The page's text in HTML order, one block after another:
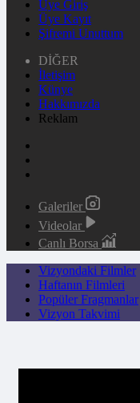
Üye Giriş
Üye Kayıt
Şifremi Unuttum
DİĞER
İletişim
Künye
Hakkımızda
Reklam
Galeriler
Videolar
Canlı Borsa
Vizyondaki Filmler
Haftanın Filmleri
Popüler Fragmanlar
Vizyon Takvimi